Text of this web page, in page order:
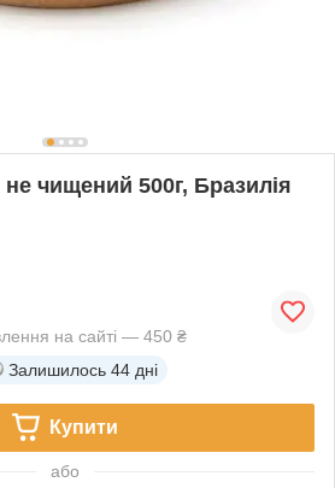
чищений 500г, Бразилія
на сайті — 450 ₴
Залишилось 44 дні
Купити
або